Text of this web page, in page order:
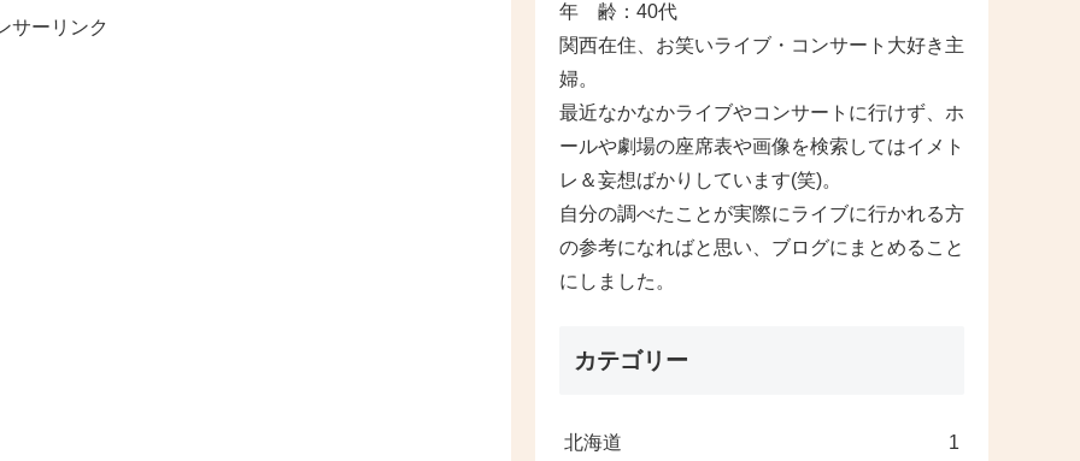
サーリンク
年 齢：40代
関西在住、お笑いライブ・コンサート大好き主
婦。
最近なかなかライブやコンサートに行けず、ホ
ールや劇場の座席表や画像を検索してはイメト
レ＆妄想ばかりしています(笑)。
自分の調べたことが実際にライブに行かれる方
の参考になればと思い、ブログにまとめること
にしました。
カテゴリー
北海道 1